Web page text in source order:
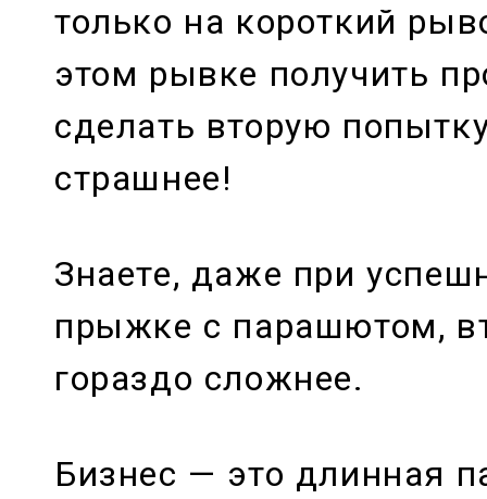
только на короткий
этом рывке получить
сделать вторую
страшнее!
Знаете, даже при
прыжке с парашютом,
гораздо сложнее.
Бизнес — это длинная